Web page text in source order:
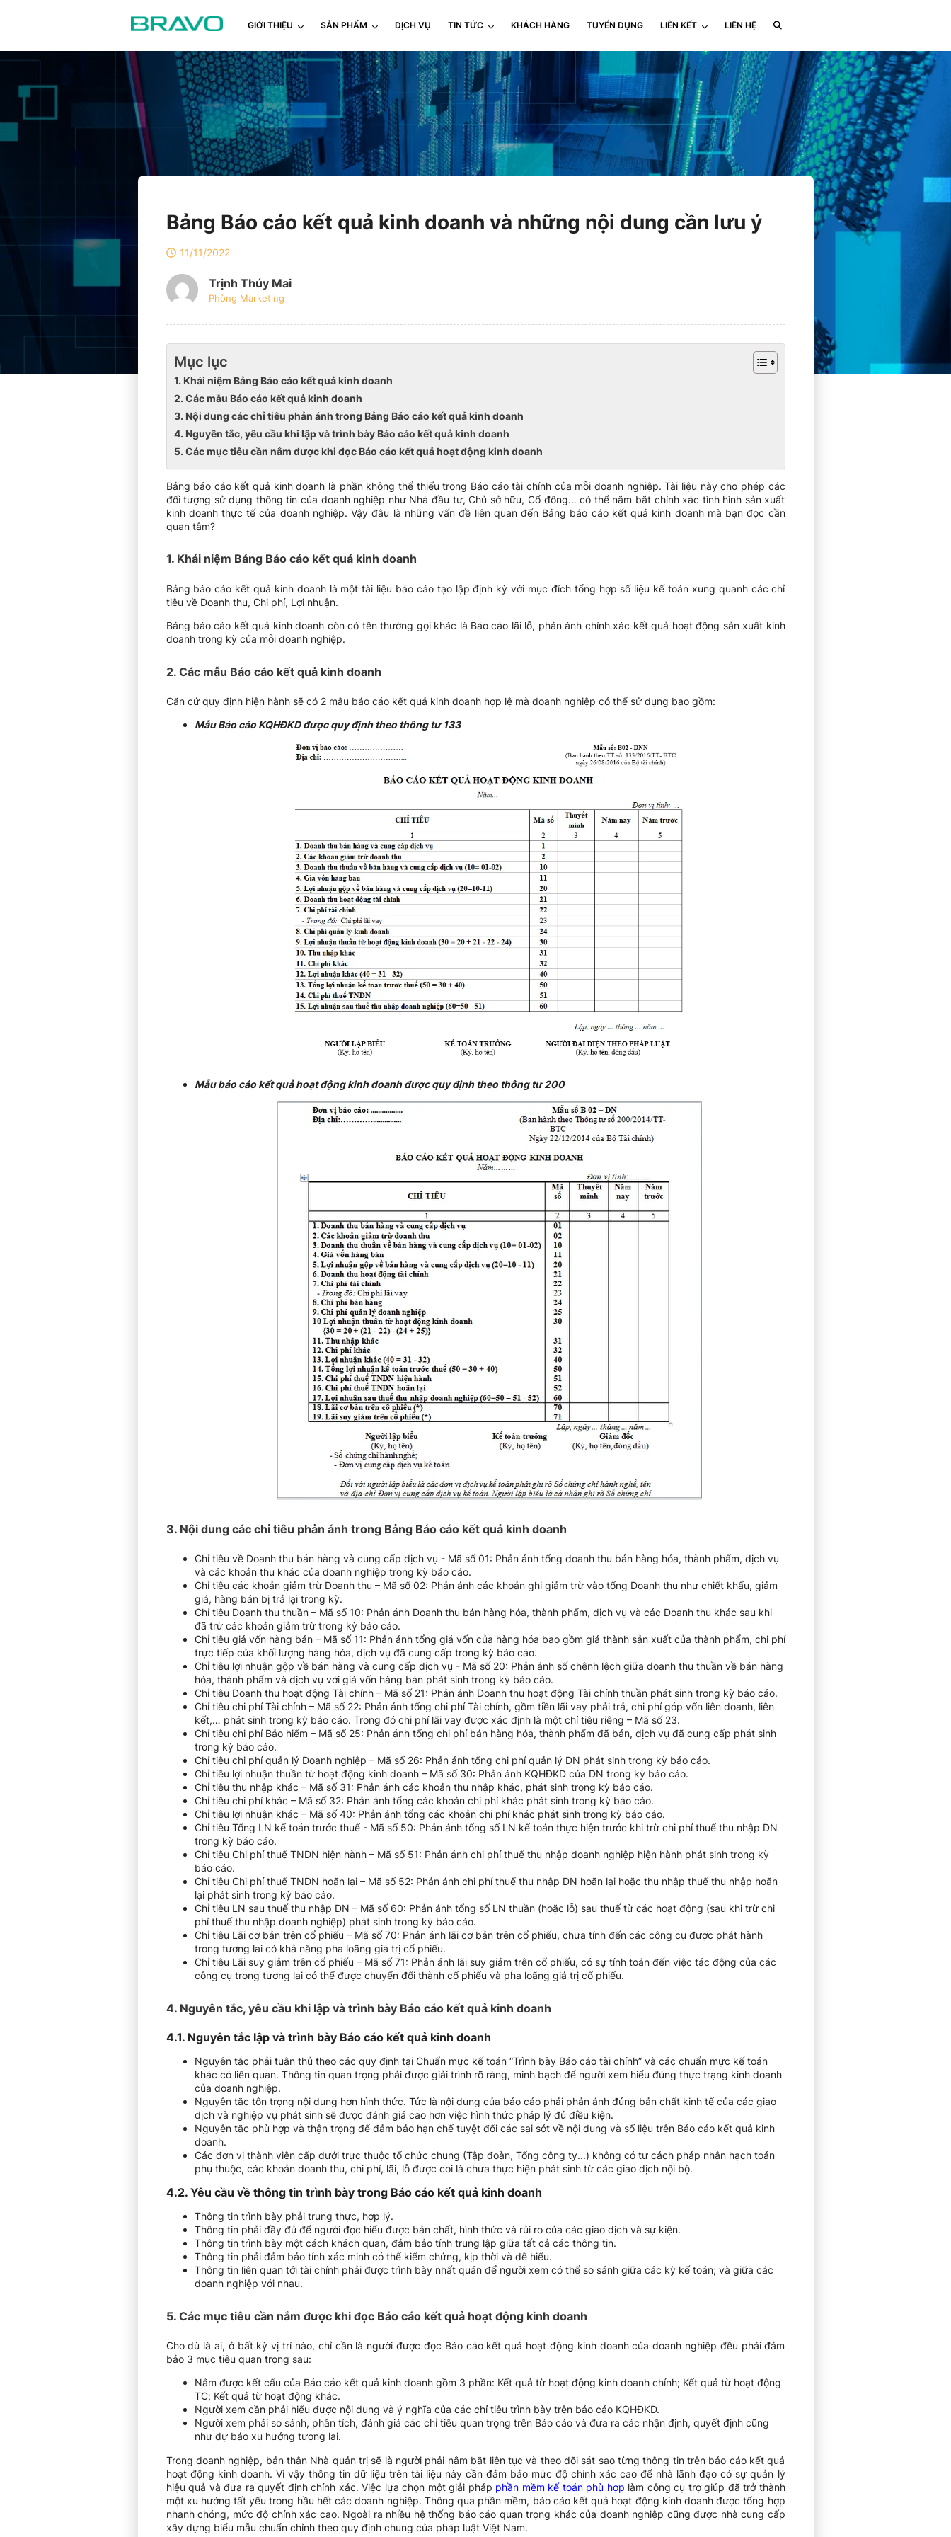
GIỚI THIỆU SẢN PHẨM DỊCH VỤ TIN TỨC KHÁCH HÀNG TUYỂN DỤNG LIÊN KẾT LIÊN HỆ
Bảng Báo cáo kết quả kinh doanh và những nội dung cần lưu ý
11/11/2022
Trịnh Thúy Mai
Phòng Marketing
Mục lục
1. Khái niệm Bảng Báo cáo kết quả kinh doanh
2. Các mẫu Báo cáo kết quả kinh doanh
3. Nội dung các chỉ tiêu phản ánh trong Bảng Báo cáo kết quả kinh doanh
4. Nguyên tắc, yêu cầu khi lập và trình bày Báo cáo kết quả kinh doanh
5. Các mục tiêu cần nắm được khi đọc Báo cáo kết quả hoạt động kinh doanh
Bảng báo cáo kết quả kinh doanh là phần không thể thiếu trong Báo cáo tài chính của mỗi doanh nghiệp. Tài liệu này cho phép các
đối tượng sử dụng thông tin của doanh nghiệp như Nhà đầu tư, Chủ sở hữu, Cổ đông… có thể nắm bắt chính xác tình hình sản xuất
kinh doanh thực tế của doanh nghiệp. Vậy đâu là những vấn đề liên quan đến Bảng báo cáo kết quả kinh doanh mà bạn đọc cần
quan tâm?
1. Khái niệm Bảng Báo cáo kết quả kinh doanh
Bảng báo cáo kết quả kinh doanh là một tài liệu báo cáo tạo lập định kỳ với mục đích tổng hợp số liệu kế toán xung quanh các chỉ
tiêu về Doanh thu, Chi phí, Lợi nhuận.
Bảng báo cáo kết quả kinh doanh còn có tên thường gọi khác là Báo cáo lãi lỗ, phản ánh chính xác kết quả hoạt động sản xuất kinh
doanh trong kỳ của mỗi doanh nghiệp.
2. Các mẫu Báo cáo kết quả kinh doanh
Căn cứ quy định hiện hành sẽ có 2 mẫu báo cáo kết quả kinh doanh hợp lệ mà doanh nghiệp có thể sử dụng bao gồm:
Mẫu Báo cáo KQHĐKD được quy định theo thông tư 133
Mẫu báo cáo kết quả hoạt động kinh doanh được quy định theo thông tư 200
3. Nội dung các chỉ tiêu phản ánh trong Bảng Báo cáo kết quả kinh doanh
Chỉ tiêu về Doanh thu bán hàng và cung cấp dịch vụ - Mã số 01: Phản ánh tổng doanh thu bán hàng hóa, thành phẩm, dịch vụ
và các khoản thu khác của doanh nghiệp trong kỳ báo cáo.
Chỉ tiêu các khoản giảm trừ Doanh thu – Mã số 02: Phản ánh các khoản ghi giảm trừ vào tổng Doanh thu như chiết khấu, giảm
giá, hàng bán bị trả lại trong kỳ.
Chỉ tiêu Doanh thu thuần – Mã số 10: Phản ánh Doanh thu bán hàng hóa, thành phẩm, dịch vụ và các Doanh thu khác sau khi
đã trừ các khoản giảm trừ trong kỳ báo cáo.
Chỉ tiêu giá vốn hàng bán – Mã số 11: Phản ánh tổng giá vốn của hàng hóa bao gồm giá thành sản xuất của thành phẩm, chi phí
trực tiếp của khối lượng hàng hóa, dịch vụ đã cung cấp trong kỳ báo cáo.
Chỉ tiêu lợi nhuận gộp về bán hàng và cung cấp dịch vụ - Mã số 20: Phản ánh số chênh lệch giữa doanh thu thuần về bán hàng
hóa, thành phẩm và dịch vụ với giá vốn hàng bán phát sinh trong kỳ báo cáo.
Chỉ tiêu Doanh thu hoạt động Tài chính – Mã số 21: Phản ánh Doanh thu hoạt động Tài chính thuần phát sinh trong kỳ báo cáo.
Chỉ tiêu chi phí Tài chính – Mã số 22: Phản ánh tổng chi phí Tài chính, gồm tiền lãi vay phải trả, chi phí góp vốn liên doanh, liên
kết,… phát sinh trong kỳ báo cáo. Trong đó chi phí lãi vay được xác định là một chỉ tiêu riêng – Mã số 23.
Chỉ tiêu chi phí Bảo hiểm – Mã số 25: Phản ánh tổng chi phí bán hàng hóa, thành phẩm đã bán, dịch vụ đã cung cấp phát sinh
trong kỳ báo cáo.
Chỉ tiêu chi phí quản lý Doanh nghiệp – Mã số 26: Phản ánh tổng chi phí quản lý DN phát sinh trong kỳ báo cáo.
Chỉ tiêu lợi nhuận thuần từ hoạt động kinh doanh – Mã số 30: Phản ánh KQHĐKD của DN trong kỳ báo cáo.
Chỉ tiêu thu nhập khác – Mã số 31: Phản ánh các khoản thu nhập khác, phát sinh trong kỳ báo cáo.
Chỉ tiêu chi phí khác – Mã số 32: Phản ánh tổng các khoản chi phí khác phát sinh trong kỳ báo cáo.
Chỉ tiêu lợi nhuận khác – Mã số 40: Phản ánh tổng các khoản chi phí khác phát sinh trong kỳ báo cáo.
Chỉ tiêu Tổng LN kế toán trước thuế - Mã số 50: Phản ánh tổng số LN kế toán thực hiện trước khi trừ chi phí thuế thu nhập DN
trong kỳ báo cáo.
Chỉ tiêu Chi phí thuế TNDN hiện hành – Mã số 51: Phản ánh chi phí thuế thu nhập doanh nghiệp hiện hành phát sinh trong kỳ
báo cáo.
Chỉ tiêu Chi phí thuế TNDN hoãn lại – Mã số 52: Phản ánh chi phí thuế thu nhập DN hoãn lại hoặc thu nhập thuế thu nhập hoãn
lại phát sinh trong kỳ báo cáo.
Chỉ tiêu LN sau thuế thu nhập DN – Mã số 60: Phản ánh tổng số LN thuần (hoặc lỗ) sau thuế từ các hoạt động (sau khi trừ chi
phí thuế thu nhập doanh nghiệp) phát sinh trong kỳ báo cáo.
Chỉ tiêu Lãi cơ bản trên cổ phiếu – Mã số 70: Phản ánh lãi cơ bản trên cổ phiếu, chưa tính đến các công cụ được phát hành
trong tương lai có khả năng pha loãng giá trị cổ phiếu.
Chỉ tiêu Lãi suy giảm trên cổ phiếu – Mã số 71: Phản ánh lãi suy giảm trên cổ phiếu, có sự tính toán đến việc tác động của các
công cụ trong tương lai có thể được chuyển đổi thành cổ phiếu và pha loãng giá trị cổ phiếu.
4. Nguyên tắc, yêu cầu khi lập và trình bày Báo cáo kết quả kinh doanh
4.1. Nguyên tắc lập và trình bày Báo cáo kết quả kinh doanh
Nguyên tắc phải tuân thủ theo các quy định tại Chuẩn mực kế toán “Trình bày Báo cáo tài chính” và các chuẩn mực kế toán
khác có liên quan. Thông tin quan trọng phải được giải trình rõ ràng, minh bạch để người xem hiểu đúng thực trạng kinh doanh
của doanh nghiệp.
Nguyên tắc tôn trọng nội dung hơn hình thức. Tức là nội dung của báo cáo phải phản ánh đúng bản chất kinh tế của các giao
dịch và nghiệp vụ phát sinh sẽ được đánh giá cao hơn việc hình thức pháp lý đủ điều kiện.
Nguyên tắc phù hợp và thận trọng để đảm bảo hạn chế tuyệt đối các sai sót về nội dung và số liệu trên Báo cáo kết quả kinh
doanh.
Các đơn vị thành viên cấp dưới trực thuộc tổ chức chung (Tập đoàn, Tổng công ty...) không có tư cách pháp nhân hạch toán
phụ thuộc, các khoản doanh thu, chi phí, lãi, lỗ được coi là chưa thực hiện phát sinh từ các giao dịch nội bộ.
4.2. Yêu cầu về thông tin trình bày trong Báo cáo kết quả kinh doanh
Thông tin trình bày phải trung thực, hợp lý.
Thông tin phải đầy đủ để người đọc hiểu được bản chất, hình thức và rủi ro của các giao dịch và sự kiện.
Thông tin trình bày một cách khách quan, đảm bảo tính trung lập giữa tất cả các thông tin.
Thông tin phải đảm bảo tính xác minh có thể kiểm chứng, kịp thời và dễ hiểu.
Thông tin liên quan tới tài chính phải được trình bày nhất quán để người xem có thể so sánh giữa các kỳ kế toán; và giữa các
doanh nghiệp với nhau.
5. Các mục tiêu cần nắm được khi đọc Báo cáo kết quả hoạt động kinh doanh
Cho dù là ai, ở bất kỳ vị trí nào, chỉ cần là người được đọc Báo cáo kết quả hoạt động kinh doanh của doanh nghiệp đều phải đảm
bảo 3 mục tiêu quan trọng sau:
Nắm được kết cấu của Báo cáo kết quả kinh doanh gồm 3 phần: Kết quả từ hoạt động kinh doanh chính; Kết quả từ hoạt động
TC; Kết quả từ hoạt động khác.
Người xem cần phải hiểu được nội dung và ý nghĩa của các chỉ tiêu trình bày trên báo cáo KQHĐKD.
Người xem phải so sánh, phân tích, đánh giá các chỉ tiêu quan trọng trên Báo cáo và đưa ra các nhận định, quyết định cũng
như dự báo xu hướng tương lai.
Trong doanh nghiệp, bản thân Nhà quản trị sẽ là người phải nắm bắt liên tục và theo dõi sát sao từng thông tin trên báo cáo kết quả
hoạt động kinh doanh. Vì vậy thông tin dữ liệu trên tài liệu này cần đảm bảo mức độ chính xác cao để nhà lãnh đạo có sự quản lý
hiệu quả và đưa ra quyết định chính xác. Việc lựa chọn một giải pháp phần mềm kế toán phù hợp làm công cụ trợ giúp đã trở thành
một xu hướng tất yếu trong hầu hết các doanh nghiệp. Thông qua phần mềm, báo cáo kết quả hoạt động kinh doanh được tổng hợp
nhanh chóng, mức độ chính xác cao. Ngoài ra nhiều hệ thống báo cáo quan trọng khác của doanh nghiệp cũng được nhà cung cấp
xây dựng biểu mẫu chuẩn chỉnh theo quy định chung của pháp luật Việt Nam.